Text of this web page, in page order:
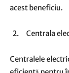
acest beneficiu.
Centrala
Centralele